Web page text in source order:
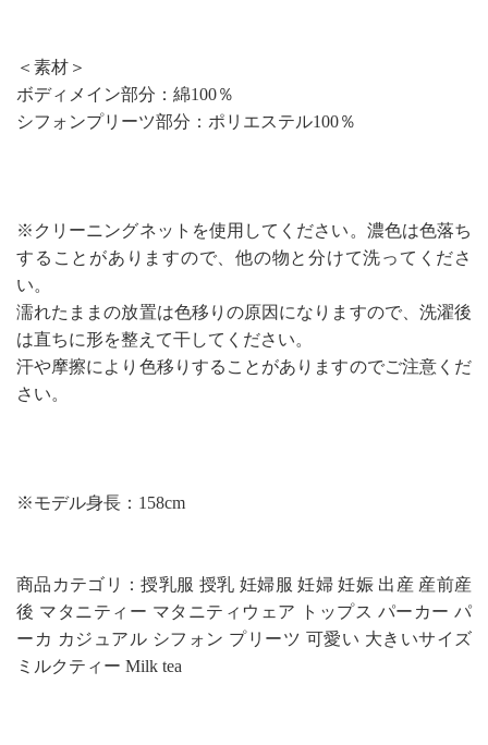
＜素材＞
ボディメイン部分：綿100％
シフォンプリーツ部分：ポリエステル100％
※クリーニングネットを使用してください。濃色は色落ち
することがありますので、他の物と分けて洗ってくださ
い。
濡れたままの放置は色移りの原因になりますので、洗濯後
は直ちに形を整えて干してください。
汗や摩擦により色移りすることがありますのでご注意くだ
さい。
※モデル身長：158cm
商品カテゴリ：授乳服 授乳 妊婦服 妊婦 妊娠 出産 産前産
後 マタニティー マタニティウェア トップス パーカー パ
ーカ カジュアル シフォン プリーツ 可愛い 大きいサイズ
ミルクティー Milk tea